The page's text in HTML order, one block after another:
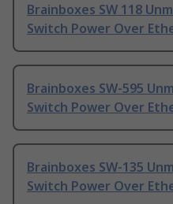
Brainboxes SW 118
Switch Power Over
Brainboxes SW-595
Switch Power Over
Brainboxes SW-135
Switch Power Over